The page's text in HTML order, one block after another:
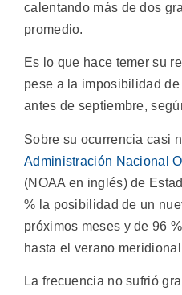
calentando más de dos
promedio.
Es lo que hace temer su
pese a la imposibilidad
antes de septiembre,
Sobre su ocurrencia casi
Administración Nacional
(NOAA en inglés) de
% la posibilidad de un
próximos meses y de 96
hasta el verano
La frecuencia no sufrió